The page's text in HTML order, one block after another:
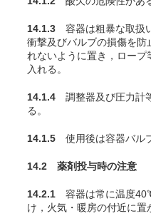
14.1.3 容器は粗暴な取扱
衝撃及びバルブの損傷を防
れないように置き，ロープ
入れる。
14.1.4 調整器及び圧力計
る。
14.1.5 使用後は容器バル
14.2 薬剤投与時の注意
14.2.1 容器は常に温度
け，火気・暖房の付近に置